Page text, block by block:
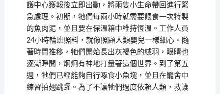
護中心獲報後立即出動，將兩隻小生命帶回進行緊
急處理。初期，牠們每兩小時就需要餵食一次特製
的魚肉泥，並且要在保溫箱中維持恆溫。工作人員
24小時輪班照料，就像照顧人類嬰兒一樣細心。隨
著時間推移，牠們開始長出灰褐色的絨羽，眼睛也
逐漸睜開，炯炯有神地打量著這個世界。到了第五
週，牠們已經能夠自行啄食小魚塊，並且在籠舍中
練習拍翅跳躍。為了不讓牠們過度依賴人類，救護